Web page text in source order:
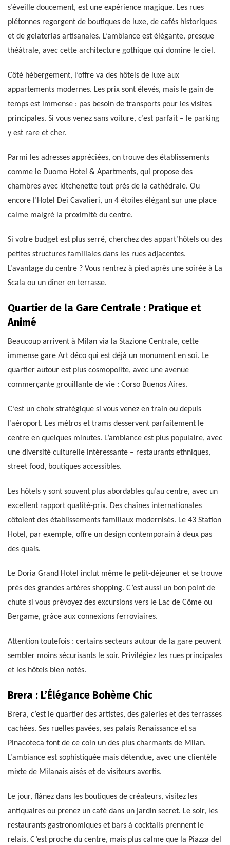
s’éveille doucement, est une expérience magique. Les rues
piétonnes regorgent de boutiques de luxe, de cafés historiques
et de gelaterias artisanales. L’ambiance est élégante, presque
théâtrale, avec cette architecture gothique qui domine le ciel.
Côté hébergement, l’offre va des hôtels de luxe aux
appartements modernes. Les prix sont élevés, mais le gain de
temps est immense : pas besoin de transports pour les visites
principales. Si vous venez sans voiture, c’est parfait – le parking
y est rare et cher.
Parmi les adresses appréciées, on trouve des établissements
comme le Duomo Hotel & Apartments, qui propose des
chambres avec kitchenette tout près de la cathédrale. Ou
encore l’Hotel Dei Cavalieri, un 4 étoiles élégant sur une place
calme malgré la proximité du centre.
Si votre budget est plus serré, cherchez des appart’hôtels ou des
petites structures familiales dans les rues adjacentes.
L’avantage du centre ? Vous rentrez à pied après une soirée à La
Scala ou un dîner en terrasse.
Quartier de la Gare Centrale : Pratique et
Animé
Beaucoup arrivent à Milan via la Stazione Centrale, cette
immense gare Art déco qui est déjà un monument en soi. Le
quartier autour est plus cosmopolite, avec une avenue
commerçante grouillante de vie : Corso Buenos Aires.
C’est un choix stratégique si vous venez en train ou depuis
l’aéroport. Les métros et trams desservent parfaitement le
centre en quelques minutes. L’ambiance est plus populaire, avec
une diversité culturelle intéressante – restaurants ethniques,
street food, boutiques accessibles.
Les hôtels y sont souvent plus abordables qu’au centre, avec un
excellent rapport qualité-prix. Des chaînes internationales
côtoient des établissements familiaux modernisés. Le 43 Station
Hotel, par exemple, offre un design contemporain à deux pas
des quais.
Le Doria Grand Hotel inclut même le petit-déjeuner et se trouve
près des grandes artères shopping. C’est aussi un bon point de
chute si vous prévoyez des excursions vers le Lac de Côme ou
Bergame, grâce aux connexions ferroviaires.
Attention toutefois : certains secteurs autour de la gare peuvent
sembler moins sécurisants le soir. Privilégiez les rues principales
et les hôtels bien notés.
Brera : L’Élégance Bohème Chic
Brera, c’est le quartier des artistes, des galeries et des terrasses
cachées. Ses ruelles pavées, ses palais Renaissance et sa
Pinacoteca font de ce coin un des plus charmants de Milan.
L’ambiance est sophistiquée mais détendue, avec une clientèle
mixte de Milanais aisés et de visiteurs avertis.
Le jour, flânez dans les boutiques de créateurs, visitez les
antiquaires ou prenez un café dans un jardin secret. Le soir, les
restaurants gastronomiques et bars à cocktails prennent le
relais. C’est proche du centre, mais plus calme que la Piazza del